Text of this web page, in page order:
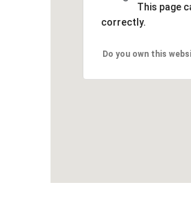
This page
correctly.
Do you own this